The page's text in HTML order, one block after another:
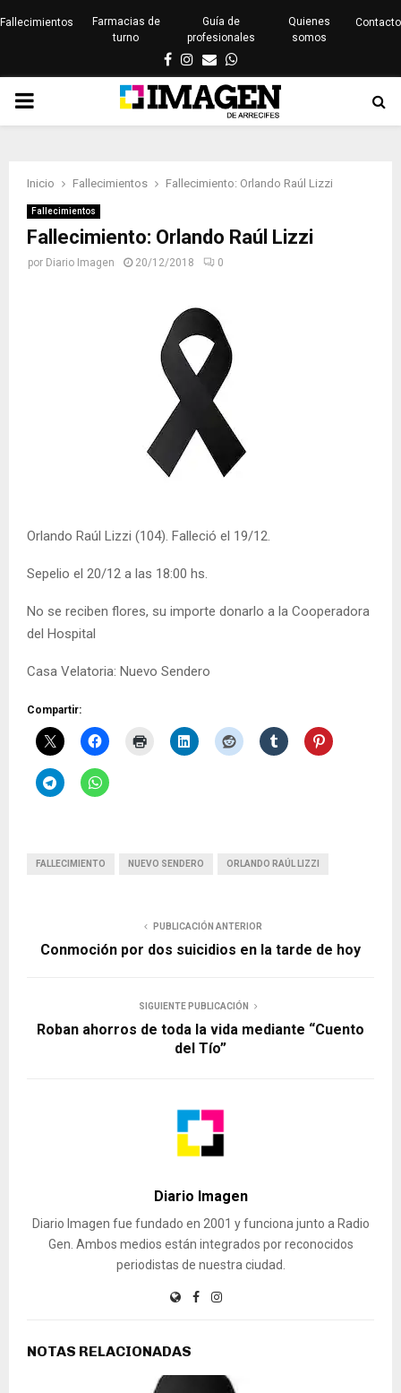
Fallecimientos
Farmacias de
turno
Guía de
profesionales
Quienes
somos
Contacto
Facebook
Instagram
EmailWhatsapp
PRIMARY
Inicio Fallecimientos Fallecimiento: Orlando Raúl Lizzi
Fallecimientos
Fallecimiento: Orlando Raúl Lizzi
por Diario Imagen 20/12/2018 0
Orlando Raúl Lizzi (104). Falleció el 19/12.
Sepelio el 20/12 a las 18:00 hs.
No se reciben flores, su importe donarlo a la Cooperadora
del Hospital
Casa Velatoria: Nuevo Sendero
Compartir:
FALLECIMIENTO NUEVO SENDERO ORLANDO RAÚL LIZZI
PUBLICACIÓN ANTERIOR
Conmoción por dos suicidios en la tarde de hoy
SIGUIENTE PUBLICACIÓN
Roban ahorros de toda la vida mediante “Cuento
del Tío”
Diario Imagen
Diario Imagen fue fundado en 2001 y funciona junto a Radio
Gen. Ambos medios están integrados por reconocidos
periodistas de nuestra ciudad.
NOTAS RELACIONADAS